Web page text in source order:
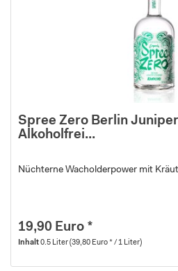
Spree Zero Berlin
Alkoholfrei...
Nüchterne Wacholderpower mit
19,90 Euro *
Inhalt0.5 Liter(39,80 Euro * / 1 Liter)